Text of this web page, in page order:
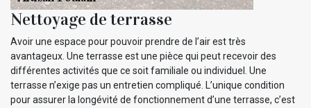
Nettoyage de terrasse
Avoir une espace pour pouvoir prendre de l’air est très
avantageux. Une terrasse est une pièce qui peut recevoir des
différentes activités que ce soit familiale ou individuel. Une
terrasse n’exige pas un entretien compliqué. L’unique condition
pour assurer la longévité de fonctionnement d’une terrasse, c’est